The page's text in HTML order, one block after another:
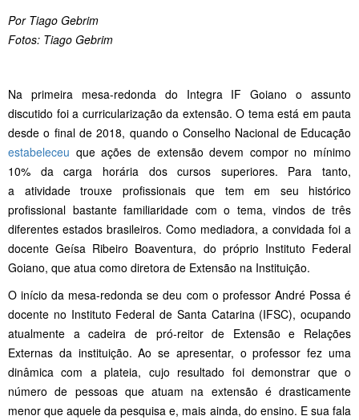
Por Tiago Gebrim
Fotos: Tiago Gebrim
Na primeira mesa-redonda do Integra IF Goiano o assunto
discutido foi a curricularização da extensão. O tema está em pauta
desde o final de 2018, quando o Conselho Nacional de Educação
estabeleceu que ações de extensão devem compor no mínimo
10% da carga horária dos cursos superiores. Para tanto,
a atividade trouxe profissionais que tem em seu histórico
profissional bastante familiaridade com o tema, vindos de três
diferentes estados brasileiros. Como mediadora, a convidada foi a
docente Geísa Ribeiro Boaventura, do próprio Instituto Federal
Goiano, que atua como diretora de Extensão na Instituição.
O início da mesa-redonda se deu com o professor André Possa é
docente no Instituto Federal de Santa Catarina (IFSC), ocupando
atualmente a cadeira de pró-reitor de Extensão e Relações
Externas da instituição. Ao se apresentar, o professor fez uma
dinâmica com a plateia, cujo resultado foi demonstrar que o
número de pessoas que atuam na extensão é drasticamente
menor que aquele da pesquisa e, mais ainda, do ensino. E sua fala